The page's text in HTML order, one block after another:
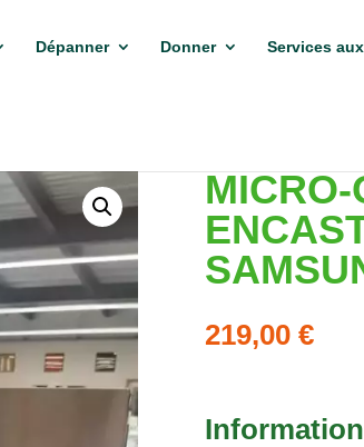
Dépanner Donner Services
MICRO-
219,00 €